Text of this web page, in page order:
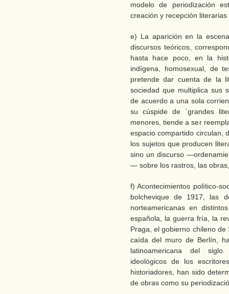
modelo de periodización
creación y recepción
e) La aparición en la
discursos teóricos,
hasta hace poco, en la
indígena, homosexual, de
pretende dar cuenta de la
sociedad que multiplica sus
de acuerdo a una sola
su cúspide de `grandes
menores, tiende a ser
espacio compartido circulan,
los sujetos que producen
sino un discurso
— sobre los rastros, las
f) Acontecimientos político-
bolchevique de 1917, las
norteamericanas en
española, la guerra fría, la
Praga, el gobierno chileno
caída del muro de Berlín,
latinoamericana del
ideológicos de los
historiadores, han sido
de obras como su